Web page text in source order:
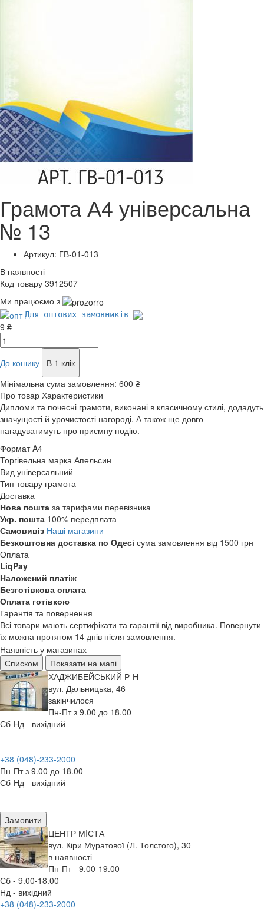
Грамота А4 універсальна
№ 13
Артикул: ГВ-01-013
В наявності
Код товару 3912507
Ми працюємо з
Для оптових замовників
9 ₴
До кошику
В 1 клік
Мінімальна сума замовлення: 600 ₴
Про товар Характеристики
Дипломи та почесні грамоти, виконані в класичному стилі, додадуть
значущості й урочистості нагороді. А також ще довго
нагадуватимуть про приємну подію.
Формат A4
Торгівельна марка Апельсин
Вид універсальний
Тип товару грамота
Доставка
Нова пошта за тарифами перевізника
Укр. пошта 100% передплата
Самовивіз Наші магазини
Безкоштовна доставка по Одесі сума замовлення від 1500 грн
Оплата
LiqPay
Наложений платіж
Безготівкова оплата
Оплата готівкою
Гарантія та повернення
Всі товари мають сертифікати та гарантії від виробника. Повернути
їх можна протягом 14 днів після замовлення.
Наявність у магазинах
Списком
Показати на мапі
ХАДЖИБЕЙСЬКИЙ Р-Н
вул. Дальницька, 46
закінчилося
Пн-Пт з 9.00 до 18.00
Сб-Нд - вихідний
+38 (048)-233-2000
Пн-Пт з 9.00 до 18.00
Сб-Нд - вихідний
Замовити
ЦЕНТР МIСТА
вул. Кіри Муратової (Л. Толстого), 30
в наявності
Пн-Пт - 9.00-19.00
Сб - 9.00-18.00
Нд - вихідний
+38 (048)-233-2000